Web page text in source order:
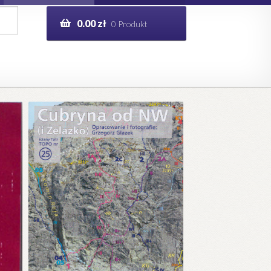
0.00zł 0 Produkt
Help in English